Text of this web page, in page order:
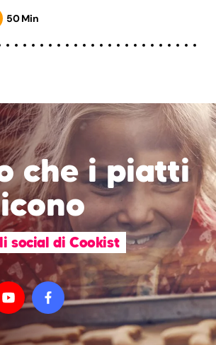
50 Min
che i piatti
social di Cookist